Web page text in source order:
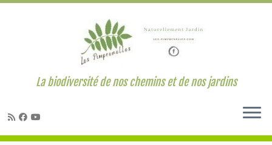
La biodiversité de nos chemins et de nos jardins